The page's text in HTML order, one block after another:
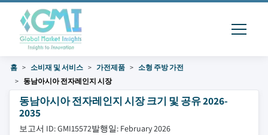
홈 소비재 및 서비스 가전제품
소형 주방 가전
동남아시아 전자레인지 시장
동남아시아 전자레인지 시장 크기 및 공유 2026-
2035
보고서 ID: GMI15572발행일: February 2026